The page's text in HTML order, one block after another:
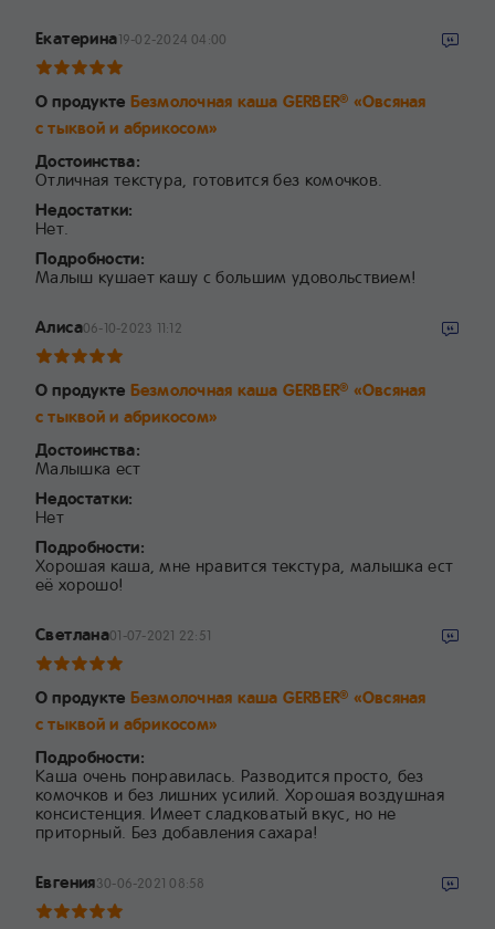
Екатерина19-02-2024 04:00
О продукте Безмолочная каша GERBER® «Овсяная
с тыквой и абрикосом»
Достоинства:
Отличная текстура, готовится без комочков.
Недостатки:
Нет.
Подробности:
Малыш кушает кашу с большим удовольствием!
Алиса06-10-2023 11:12
О продукте Безмолочная каша GERBER® «Овсяная
с тыквой и абрикосом»
Достоинства:
Малышка ест
Недостатки:
Нет
Подробности:
Хорошая каша, мне нравится текстура, малышка ест
её хорошо!
Светлана01-07-2021 22:51
О продукте Безмолочная каша GERBER® «Овсяная
с тыквой и абрикосом»
Подробности:
Каша очень понравилась. Разводится просто, без
комочков и без лишних усилий. Хорошая воздушная
консистенция. Имеет сладковатый вкус, но не
приторный. Без добавления сахара!
Евгения30-06-2021 08:58